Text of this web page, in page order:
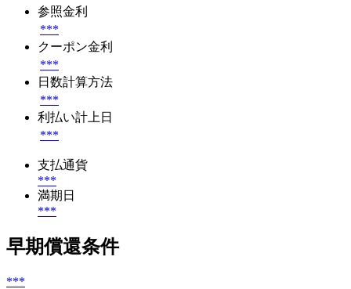
参照金利
***
クーポン金利
***
日数計算方法
***
利払い計上日
***
支払通貨
***
満期日
***
早期償還条件
***